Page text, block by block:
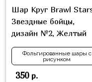
Шар Круг Brawl
Звездные бойцы,
дизайн №2, Желтый
Фольгированные шары с
рисунком
350р.
Фольга
91
см
Фольгированные
шары
с
Девичник
Свадьба
Мальчик
или
Девочка
Грузовичок
Лёва
Пеппа
Смешарики/
62/2